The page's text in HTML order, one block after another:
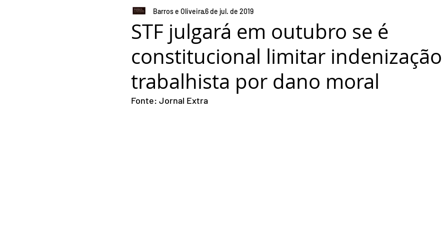
STF julgará em outubro se é
constitucional limitar indenização
trabalhista por dano moral
Barros e Oliveira6 de jul. de 2019
Fonte: Jornal Extra